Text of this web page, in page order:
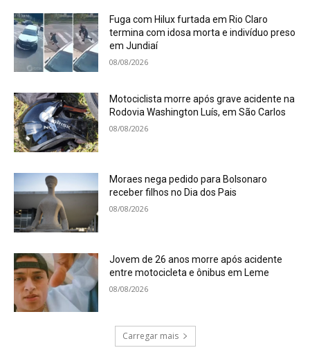
Fuga com Hilux furtada em Rio Claro
termina com idosa morta e indivíduo preso
em Jundiaí
08/08/2026
Motociclista morre após grave acidente na
Rodovia Washington Luís, em São Carlos
08/08/2026
Moraes nega pedido para Bolsonaro
receber filhos no Dia dos Pais
08/08/2026
Jovem de 26 anos morre após acidente
entre motocicleta e ônibus em Leme
08/08/2026
Carregar mais